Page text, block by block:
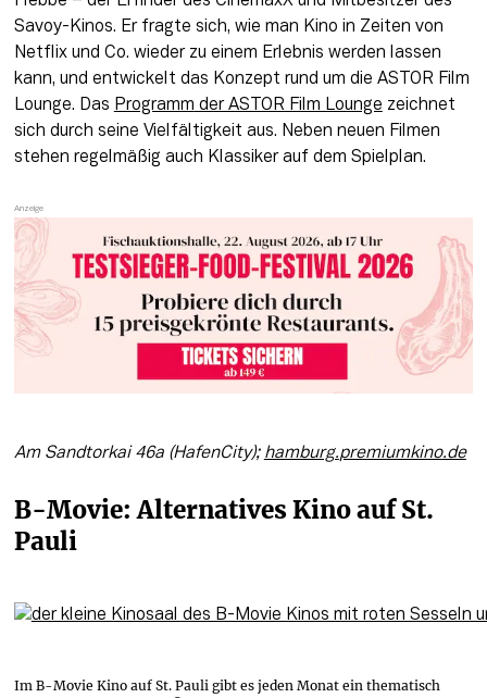
Savoy-Kinos. Er fragte sich, wie man Kino in Zeiten von
Netflix und Co. wieder zu einem Erlebnis werden lassen
kann, und entwickelt das Konzept rund um die ASTOR Film
Lounge. Das Programm der ASTOR Film Lounge zeichnet
sich durch seine Vielfältigkeit aus. Neben neuen Filmen
stehen regelmäßig auch Klassiker auf dem Spielplan.
Am Sandtorkai 46a (HafenCity); hamburg.premiumkino.de
B-Movie: Alternatives Kino auf St.
Pauli
Im B-Movie Kino auf St. Pauli gibt es jeden Monat ein thematisch